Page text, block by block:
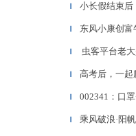
▎ 小长假结束后
▎ 东风小康创富
▎ 虫客平台老
▎ 高考后，一起
▎ 002341：口
▎ 乘风破浪·阳